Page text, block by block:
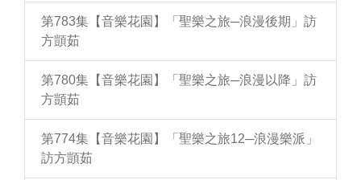
第783集【音樂花園】「聖樂之旅─浪漫後期」訪
方顗茹
第780集【音樂花園】「聖樂之旅─浪漫以降」訪
方顗茹
第774集【音樂花園】「聖樂之旅12─浪漫樂派」
訪方顗茹